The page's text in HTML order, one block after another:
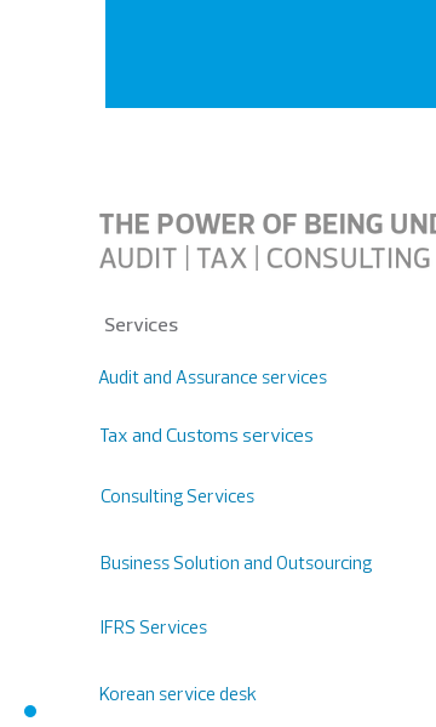
Services
Audit and Assurance services
Tax and Customs services
Consulting Services
Business Solution and Outsourcing
IFRS Services
Korean service desk